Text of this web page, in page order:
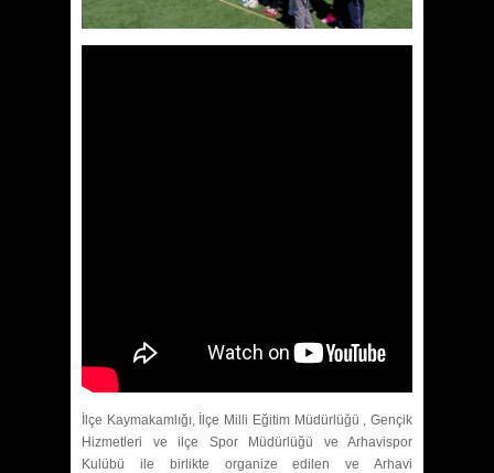
İlçe Kaymakamlığı, İlçe Milli Eğitim Müdürlüğü , Gençik
Hizmetleri ve ilçe Spor Müdürlüğü ve Arhavispor
Kulübü ile birlikte organize edilen ve Arhavi